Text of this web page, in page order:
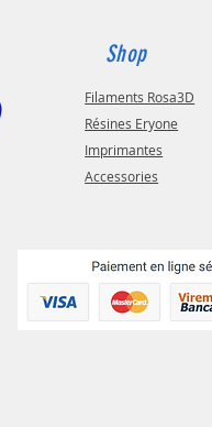
Shop
Filaments Rosa3D
Résines Eryone
Imprimantes
Accessories